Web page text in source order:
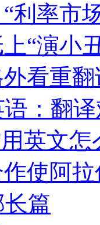
利率市
“演小
看重
语：翻
英文怎
使阿
长篇